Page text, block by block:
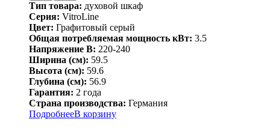
Тип товара: духовой шкаф
Серия: VitroLine
Цвет: Графитовый серый
Общая потребляемая мощность кВт: 3.5
Напряжение В: 220-240
Ширина (см): 59.5
Высота (см): 59.6
Глубина (см): 56.9
Гарантия: 2 года
Страна производства: Германия
ПодробнееВ корзину